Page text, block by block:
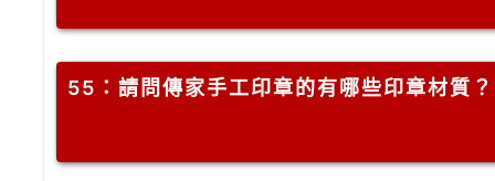
55 ：請問傳家手工印章的有哪些印章材質？